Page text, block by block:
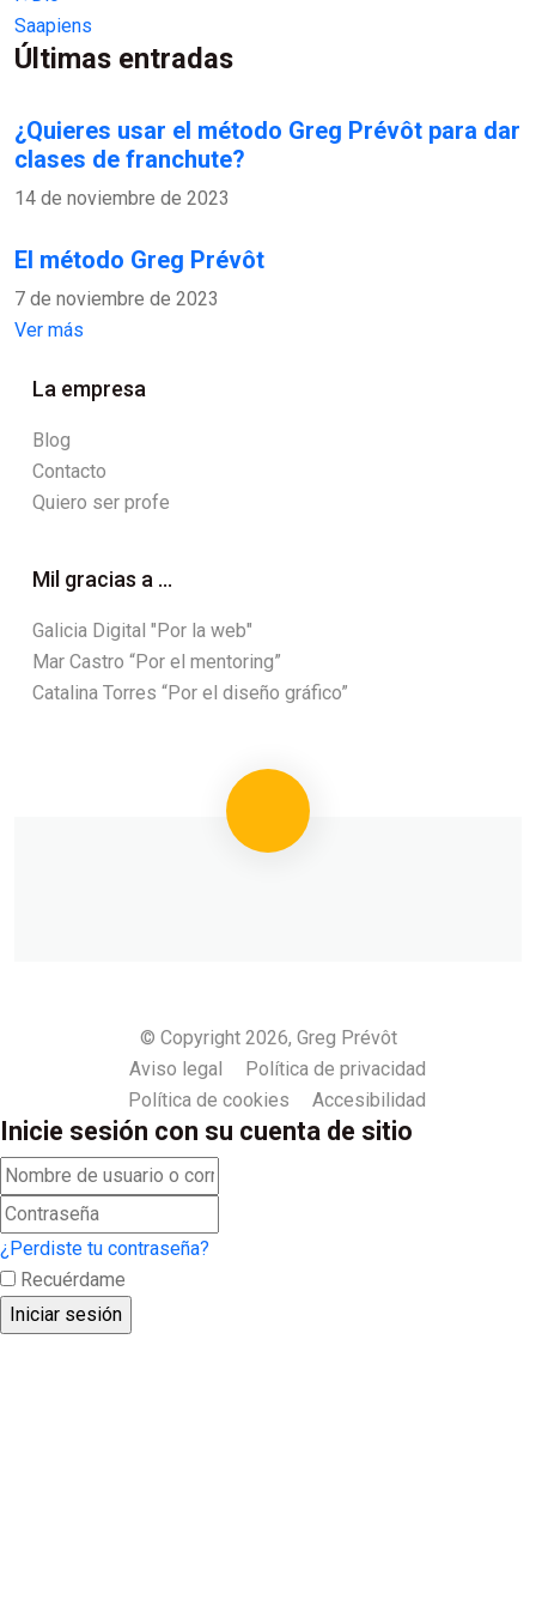
Saapiens
Últimas entradas
¿Quieres usar el método Greg Prévôt para dar
clases de franchute?
14 de noviembre de 2023
El método Greg Prévôt
7 de noviembre de 2023
Ver más
La empresa
Blog
Contacto
Quiero ser profe
Mil gracias a ...
Galicia Digital "Por la web"
Mar Castro “Por el mentoring”
Catalina Torres “Por el diseño gráfico”
© Copyright 2026, Greg Prévôt
Aviso legal
Política de privacidad
Política de cookies
Accesibilidad
Inicie sesión con su cuenta de sitio
¿Perdiste tu contraseña?
Recuérdame